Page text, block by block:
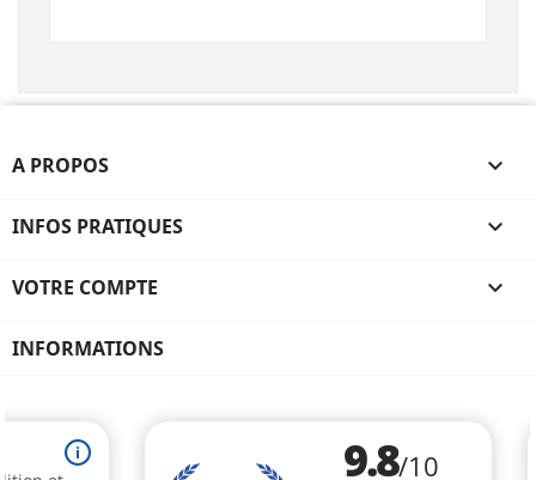
A PROPOS 
INFOS PRATIQUES 
VOTRE COMPTE 
INFORMATIONS